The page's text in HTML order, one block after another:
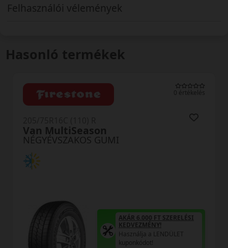
Felhasználói vélemények
Hasonló termékek
0 értékelés
NÉGYÉVSZAKOS GUMI
Van MultiSeason
AKÁR 6.000 FT SZERELÉSI
KEDVEZMÉNY!
Használja a LENDÜLET
kuponkódot!